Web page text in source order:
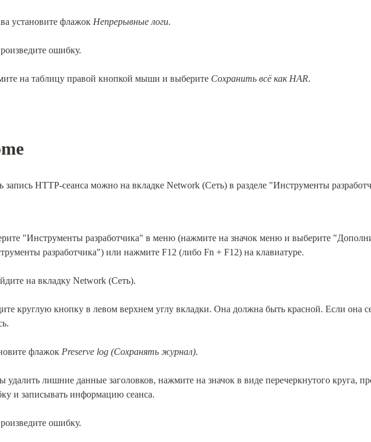
установите флажок Непрерывные логи.
ошибку.
на таблицу правой кнопкой мыши и выберите Сохранить всё как HAR.
запись HTTP-сеанса можно на вкладке Network (Сеть) в разделе "Инструменты
"Инструменты разработчика" в меню (нажмите на значок меню и выберите
разработчика") или нажмите F12 (либо Fn + F12) на клавиатуре.
на вкладку Network (Сеть).
круглую кнопку в левом верхнем углу вкладки. Она должна быть красной. Если она
флажок Preserve log (Сохранять журнал).
удалить лишние данные заголовков, нажмите на значок в виде перечеркнутого круга,
и записывать информацию сеанса.
ошибку.